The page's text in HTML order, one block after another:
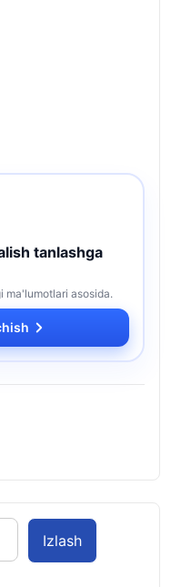
tanlashga
ma'lumotlari asosida.
Izlash